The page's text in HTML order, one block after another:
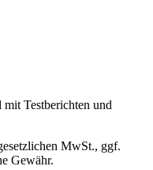
mit Testberichten und
MwSt., ggf.
Gewähr.